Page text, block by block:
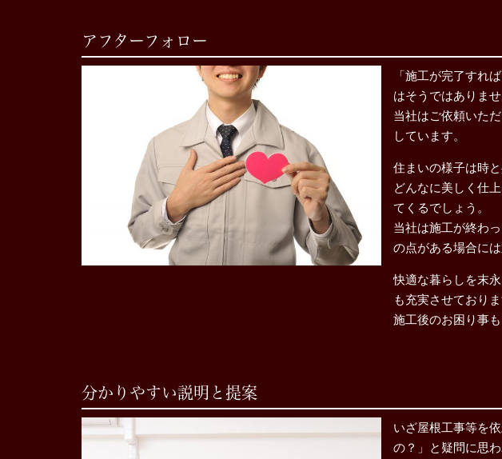
アフターフォロー
「施工が完了すれ
はそうではありませ
当社はご依頼いた
しています。
住まいの様子は時と
どんなに美しく仕
てくるでしょう。
当社は施工が終わ
の点がある場合に
快適な暮らしを末
も充実させておりま
施工後のお困り事
分かりやすい説明と提案
いざ屋根工事等を
の？」と疑問に思